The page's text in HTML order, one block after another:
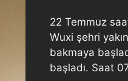
22 Temmuz
Wuxi şehri
bakmaya
başladı. Saat